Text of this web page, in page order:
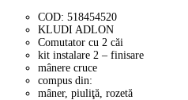
COD: 518454520
KLUDI ADLON
Comutator cu 2 căi
kit instalare 2 – finisare
mânere cruce
compus din:
mâner, piuliţă, rozetă